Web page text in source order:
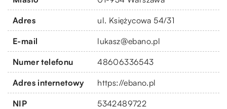
Adres ul. Księżycowa 54/31
E-mail lukasz@ebano.pl
Numer telefonu 48606336543
Adres internetowy https://ebano.pl
NIP 5342489722